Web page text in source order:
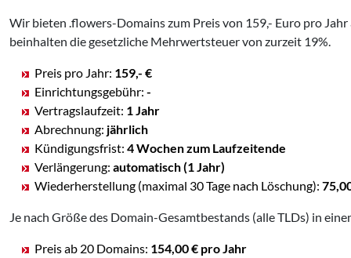
Wir bieten .flowers-Domains zum Preis von 159,- Euro pro
beinhalten die gesetzliche Mehrwertsteuer von zurzeit 19%.
Preis pro Jahr: 159,- €
Einrichtungsgebühr: -
Vertragslaufzeit: 1 Jahr
Abrechnung: jährlich
Kündigungsfrist: 4 Wochen zum Laufzeitende
Verlängerung: automatisch (1 Jahr)
Wiederherstellung (maximal 30 Tage nach Löschung):
Je nach Größe des Domain-Gesamtbestands (alle TLDs) in
Preis ab 20 Domains: 154,00 € pro Jahr